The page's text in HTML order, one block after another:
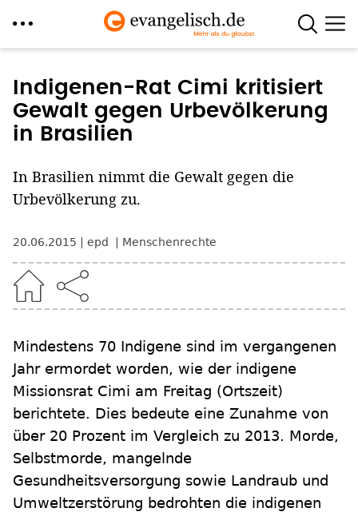
zum
Inhalt
Indigenen-Rat Cimi kritisiert
Gewalt gegen Urbevölkerung
in Brasilien
In Brasilien nimmt die Gewalt gegen die
Urbevölkerung zu.
20.06.2015 epd Menschenrechte
Mindestens 70 Indigene sind im vergangenen
Jahr ermordet worden, wie der indigene
Missionsrat Cimi am Freitag (Ortszeit)
berichtete. Dies bedeute eine Zunahme von
über 20 Prozent im Vergleich zu 2013. Morde,
Selbstmorde, mangelnde
Gesundheitsversorgung sowie Landraub und
Umweltzerstörung bedrohten die indigenen